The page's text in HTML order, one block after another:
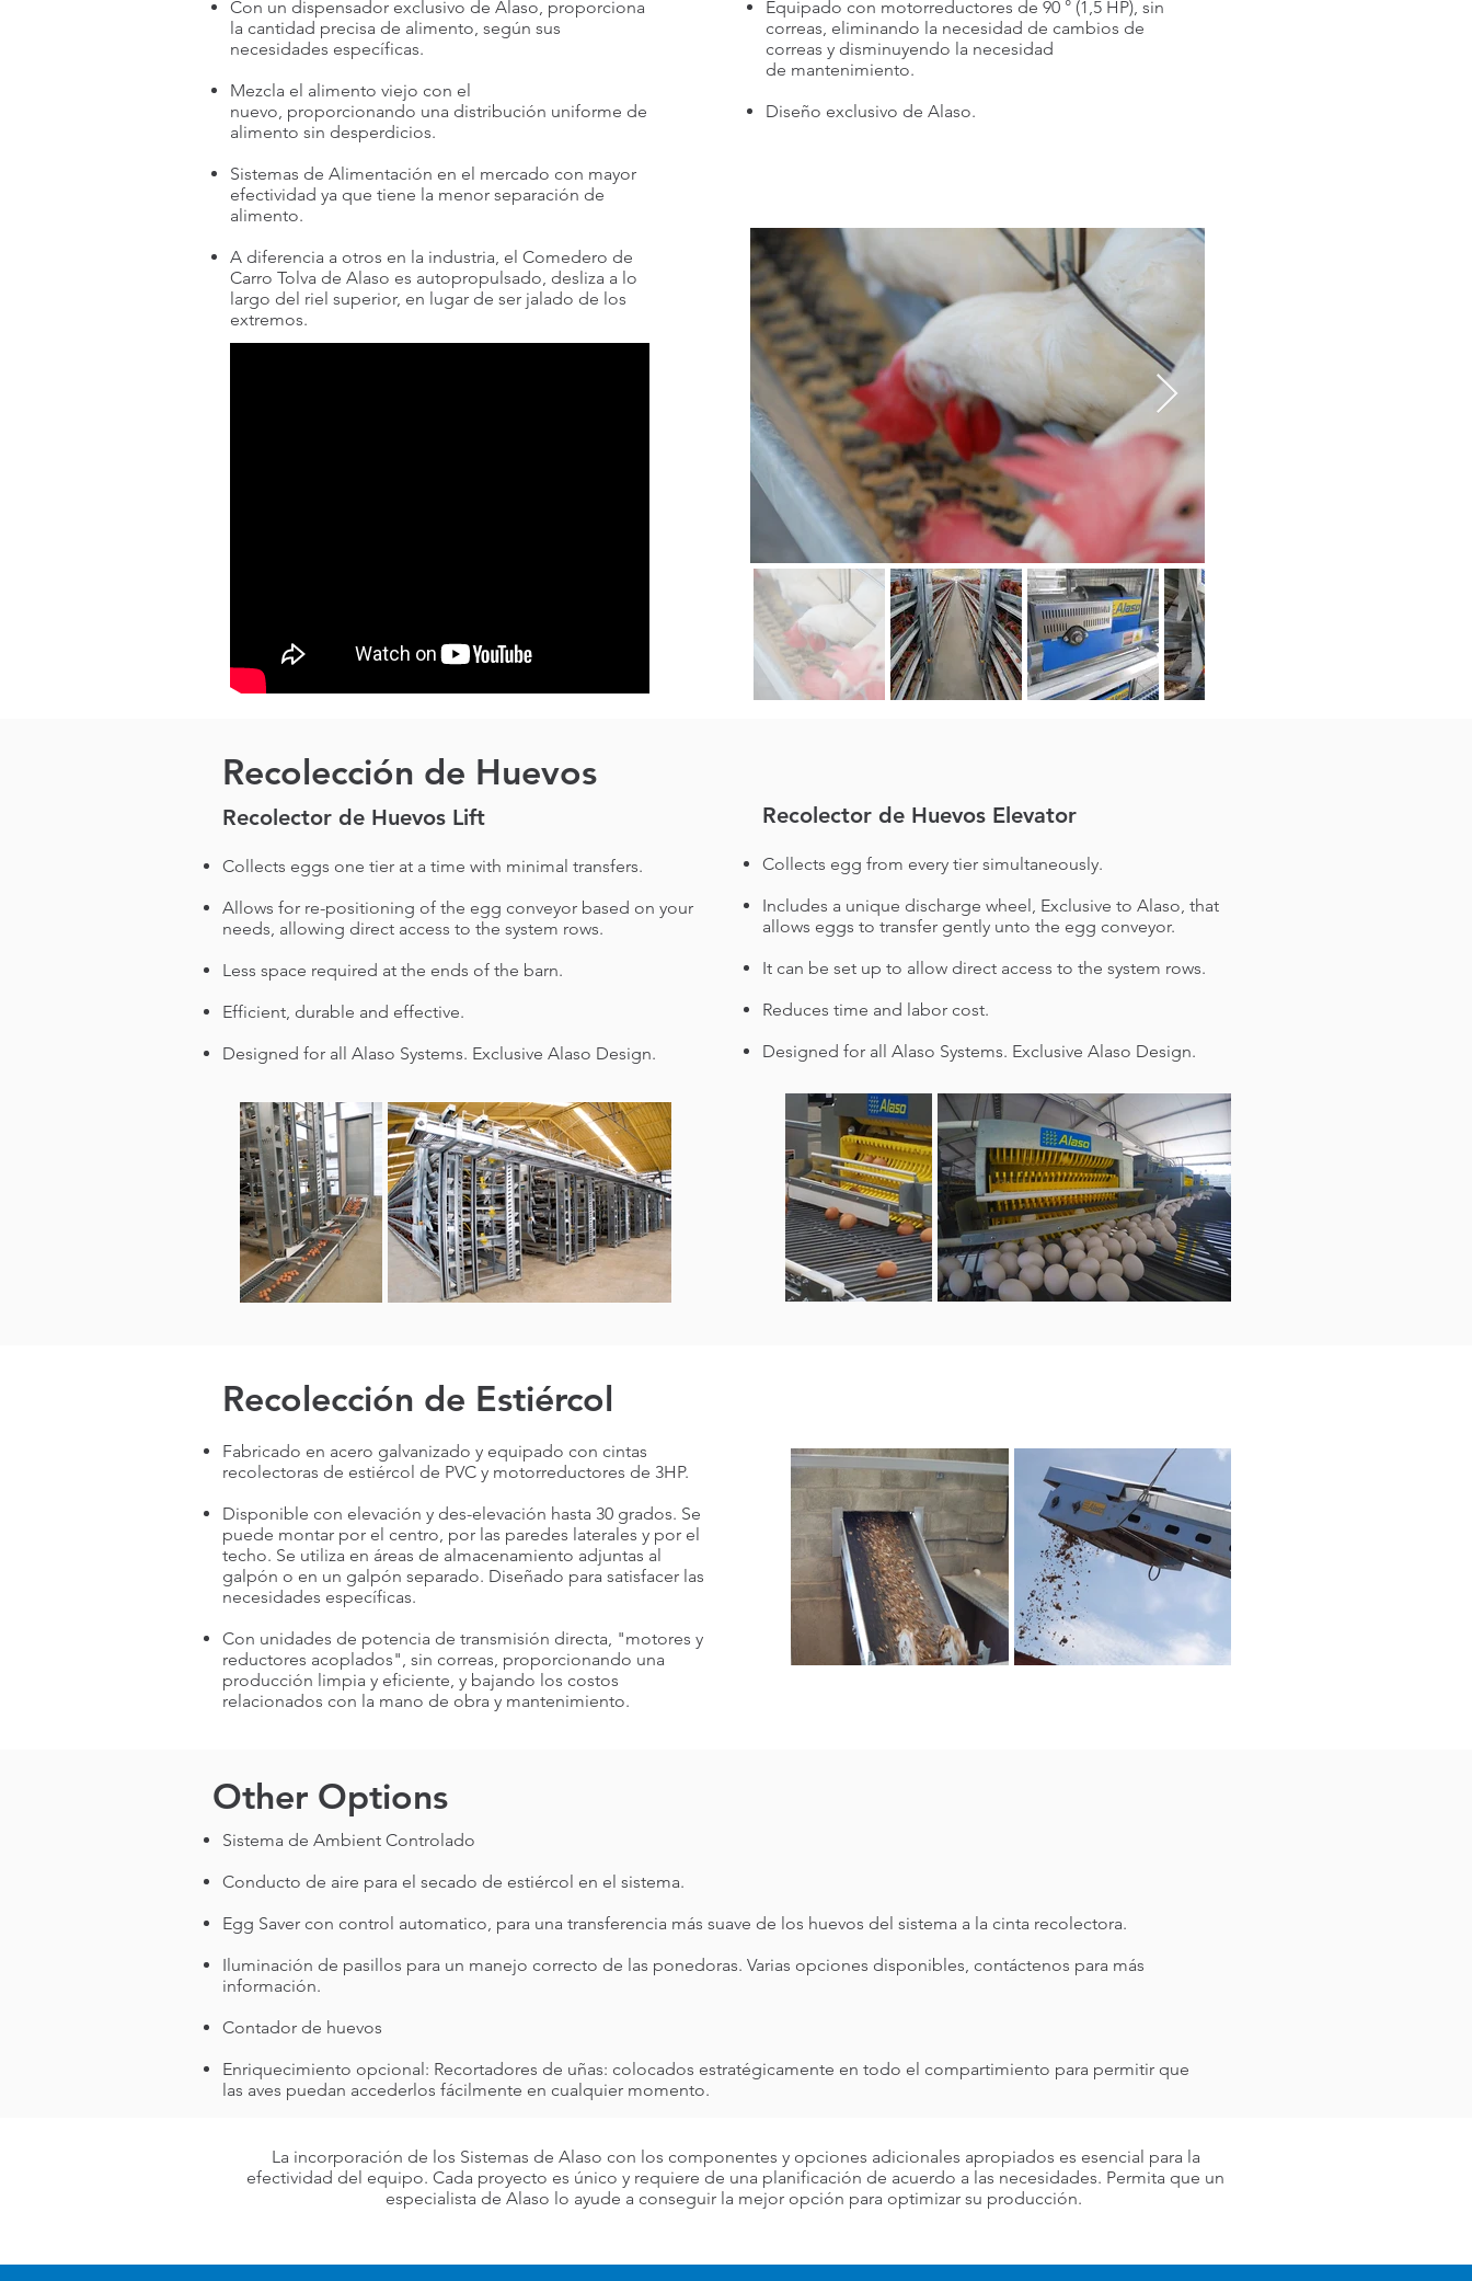
Con un dispensador exclusivo de Alaso, proporciona
la cantidad precisa de alimento, según sus
necesidades específicas.
Mezcla el alimento viejo con el
nuevo, proporcionando una distribución uniforme de
alimento sin desperdicios.
Sistemas de Alimentación en el mercado con mayor
efectividad ya que tiene la menor separación de
alimento.
A diferencia a otros en la industria, el Comedero de
Carro Tolva de Alaso es autopropulsado, desliza a lo
largo del riel superior, en lugar de ser jalado de los
extremos.
Equipado con motorreductores de 90 ° (1,5 HP), sin
correas, eliminando la necesidad de cambios de
correas y disminuyendo la necesidad
de mantenimiento.
Diseño exclusivo de Alaso.
Recolección de Huevos
Recolector de Huevos Lift
Collects eggs one tier at a time with minimal transfers.
Allows for re-positioning of the egg conveyor based on your
needs, allowing direct access to the system rows.
Less space required at the ends of the barn.
Efficient, durable and effective.
Designed for all Alaso Systems. Exclusive Alaso Design.
Recolector de Huevos Elevator
Collects egg from every tier simultaneously.
Includes a unique discharge wheel, Exclusive to Alaso, that
allows eggs to transfer gently unto the egg conveyor.
It can be set up to allow direct access to the system rows.
Reduces time and labor cost.
Designed for all Alaso Systems. Exclusive Alaso Design.
Recolección de Estiércol
Fabricado en acero galvanizado y e​quipado con cintas
recolectoras de estiércol de PVC y motorreductores de 3HP.
Disponible con elevación y des-elevación hasta 30 grados. Se
puede montar por el centro, por las paredes laterales y por el
techo. Se utiliza en áreas de almacenamiento adjuntas al
galpón o en un galpón separado. Diseñado para satisfacer las
necesidades específicas.
Con unidades de potencia de transmisión directa, "motores y
reductores acoplados", sin correas, proporcionando una
producción limpia y eficiente, y bajando los costos
relacionados con la mano de obra y mantenimiento.
Other Options
Sistema de Ambient Controlado
Conducto de aire para el secado de estiércol en el sistema.
Egg Saver con control automatico, para una transferencia más suave de los huevos del sistema a la cinta recolectora.
Iluminación de pasillos para un manejo correcto de las ponedoras. Varias opciones disponibles, contáctenos para más
información.
Contador de huevos
Enriquecimiento opcional: Recortadores de uñas: colocados estratégicamente en todo el compartimiento para permitir que
las aves puedan accederlos fácilmente en cualquier momento.
La incorporación de los Sistemas de Alaso con los componentes y opciones adicionales apropiados es esencial para la
efectividad del equipo. Cada proyecto es único y requiere de una planificación de acuerdo a las necesidades. Permita que un
especialista de Alaso lo ayude a conseguir la mejor opción para optimizar su producción.